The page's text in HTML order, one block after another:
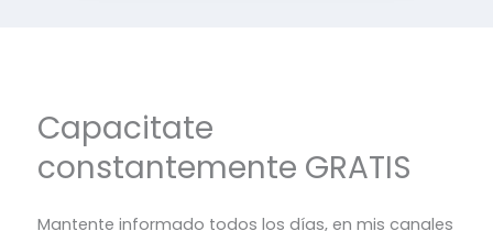
Capacitate
constantemente GRATIS
Mantente informado todos los días, en mis canales